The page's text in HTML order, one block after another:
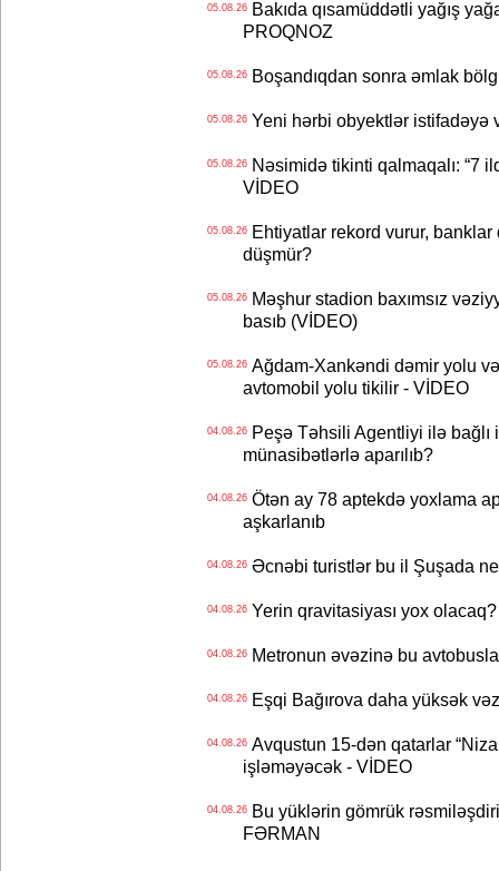
05.08.26Bakıda qısamüddətli yağış
PROQNOZ
05.08.26Boşandıqdan sonra əmlak
05.08.26Yeni hərbi obyektlər istifadəyə
05.08.26Nəsimidə tikinti qalmaqalı: “7
VİDEO
05.08.26Ehtiyatlar rekord vurur, banklar
düşmür?
05.08.26Məşhur stadion baxımsız
basıb (VİDEO)
05.08.26Ağdam-Xankəndi dəmir yolu
avtomobil yolu tikilir - VİDEO
04.08.26Peşə Təhsili Agentliyi ilə bağlı
münasibətlərlə aparılıb?
04.08.26Ötən ay 78 aptekdə yoxlama
aşkarlanıb
04.08.26Əcnəbi turistlər bu il Şuşada
04.08.26Yerin qravitasiyası yox
04.08.26Metronun əvəzinə bu
04.08.26Eşqi Bağırova daha yüksək
04.08.26Avqustun 15-dən qatarlar
işləməyəcək - VİDEO
04.08.26Bu yüklərin gömrük
FƏRMAN